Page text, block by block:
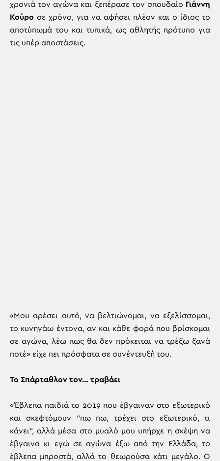
χρονιά τον αγώνα και ξεπέρασε τον σπουδαίο Γιάννη
Κούρο σε χρόνο, για να αφήσει πλέον και ο ίδιος το
αποτύπωμά του και τυπικά, ως αθλητής πρότυπο για
τις υπέρ αποστάσεις.
«Μου αρέσει αυτό, να βελτιώνομαι, να εξελίσσομαι,
το κυνηγάω έντονα, αν και κάθε φορά που βρίσκομαι
σε αγώνα, λέω πως θα δεν πρόκειται να τρέξω ξανά
ποτέ» είχε πει πρόσφατα σε συνέντευξή του.
Το Σπάρταθλον τον… τραβάει
«Έβλεπα παιδιά το 2019 που έβγαιναν στο εξωτερικό
και σκεφτόμουν “πω πω, τρέχει στο εξωτερικό, τι
κάνει”, αλλά μέσα στο μυαλό μου υπήρχε η σκέψη να
έβγαινα κι εγώ σε αγώνα έξω από την Ελλάδα, το
έβλεπα μπροστά, αλλά το θεωρούσα κάτι μεγάλο. Ο